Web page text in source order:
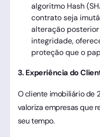
algoritmo Hash
contrato seja
alteração
integridade,
proteção que o
3. Experiência do
O cliente imobiliário de
valoriza empresas que
seu tempo.